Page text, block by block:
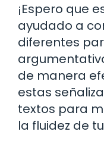
¡Espero que
ayudado a
diferentes
de manera
estas
textos para
la fluidez de